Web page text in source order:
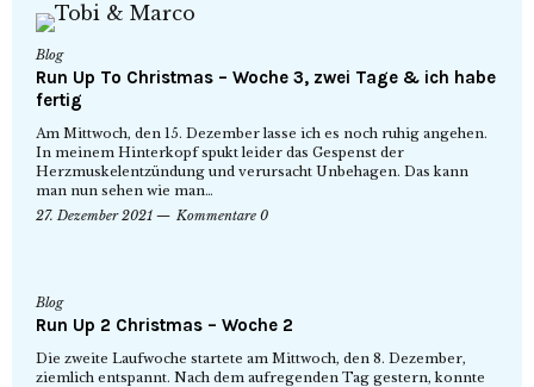
Blog
Run Up To Christmas – Woche 3, zwei Tage & ich habe
fertig
Am Mittwoch, den 15. Dezember lasse ich es noch ruhig angehen.
In meinem Hinterkopf spukt leider das Gespenst der
Herzmuskelentzündung und verursacht Unbehagen. Das kann
man nun sehen wie man…
27. Dezember 2021
Kommentare 0
Blog
Run Up 2 Christmas – Woche 2
Die zweite Laufwoche startete am Mittwoch, den 8. Dezember,
ziemlich entspannt. Nach dem aufregenden Tag gestern, konnte